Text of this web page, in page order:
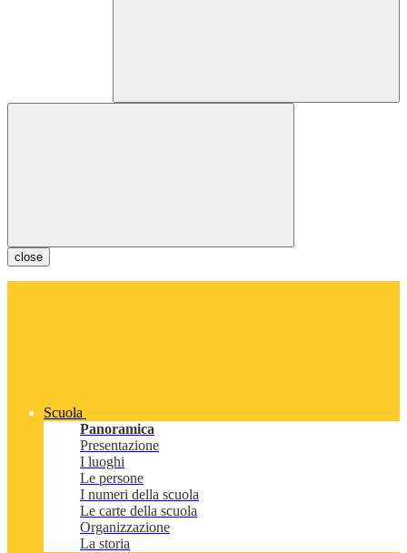
close
Scuola
Panoramica
Presentazione
I luoghi
Le persone
I numeri della scuola
Le carte della scuola
Organizzazione
La storia